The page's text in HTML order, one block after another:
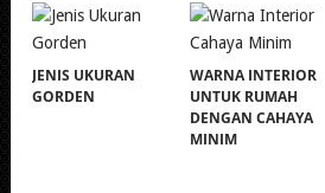
JENIS UKURAN
GORDEN
WARNA INTERIOR
UNTUK RUMAH
DENGAN CAHAYA
MINIM